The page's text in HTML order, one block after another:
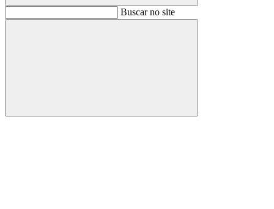
BuscarBuscar no site
Buscar